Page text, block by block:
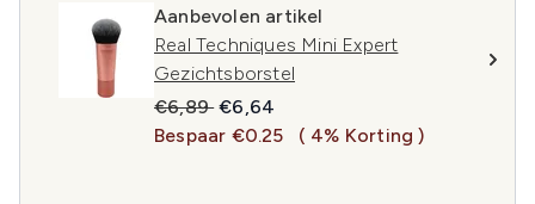
Aanbevolen artikel
Real Techniques Mini Expert
Gezichtsborstel
Recommended Retail Price:
€6,89Huidige prijs:
€6,64
Bespaar €0.25
( 4% Korting )